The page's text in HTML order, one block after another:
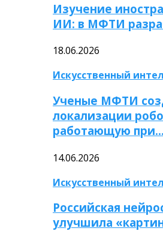
Изучение
ИИ: в МФТИ
18.06.2026
Искусственный
Ученые МФТИ
локализации
работающую при…
14.06.2026
Искусственный
Российская
улучшила